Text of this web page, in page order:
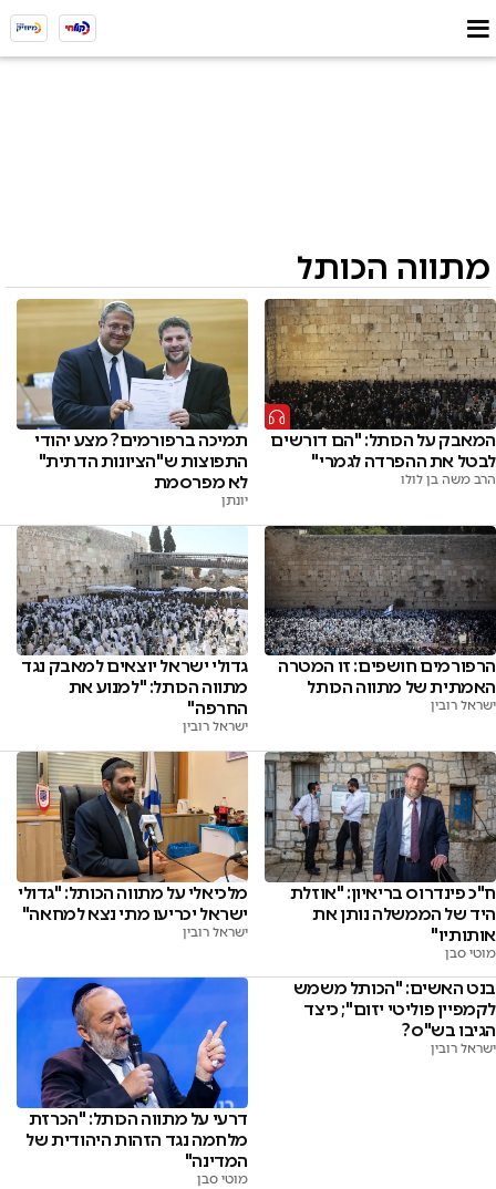
מתווה הכותל
המאבק על הכותל: "הם דורשים
לבטל את ההפרדה לגמרי"
הרב משה בן לולו
תמיכה ברפורמים? מצע יהודי
התפוצות ש"הציונות הדתית"
לא מפרסמת
יונתן
הרפורמים חושפים: זו המטרה
האמתית של מתווה הכותל
ישראל רובין
גדולי ישראל יוצאים למאבק נגד
מתווה הכותל: "למנוע את
החרפה"
ישראל רובין
ח"כ פינדרוס בריאיון: "אוזלת
היד של הממשלה נותן את
אותותיו"
מוטי סבן
מלכיאלי על מתווה הכותל: "גדולי
ישראל יכריעו מתי נצא למחאה"
ישראל רובין
בנט האשים: "הכותל משמש
לקמפיין פוליטי יזום"; כיצד
הגיבו בש"ס?
ישראל רובין
דרעי על מתווה הכותל: "הכרזת
מלחמה נגד הזהות היהודית של
המדינה"
מוטי סבן